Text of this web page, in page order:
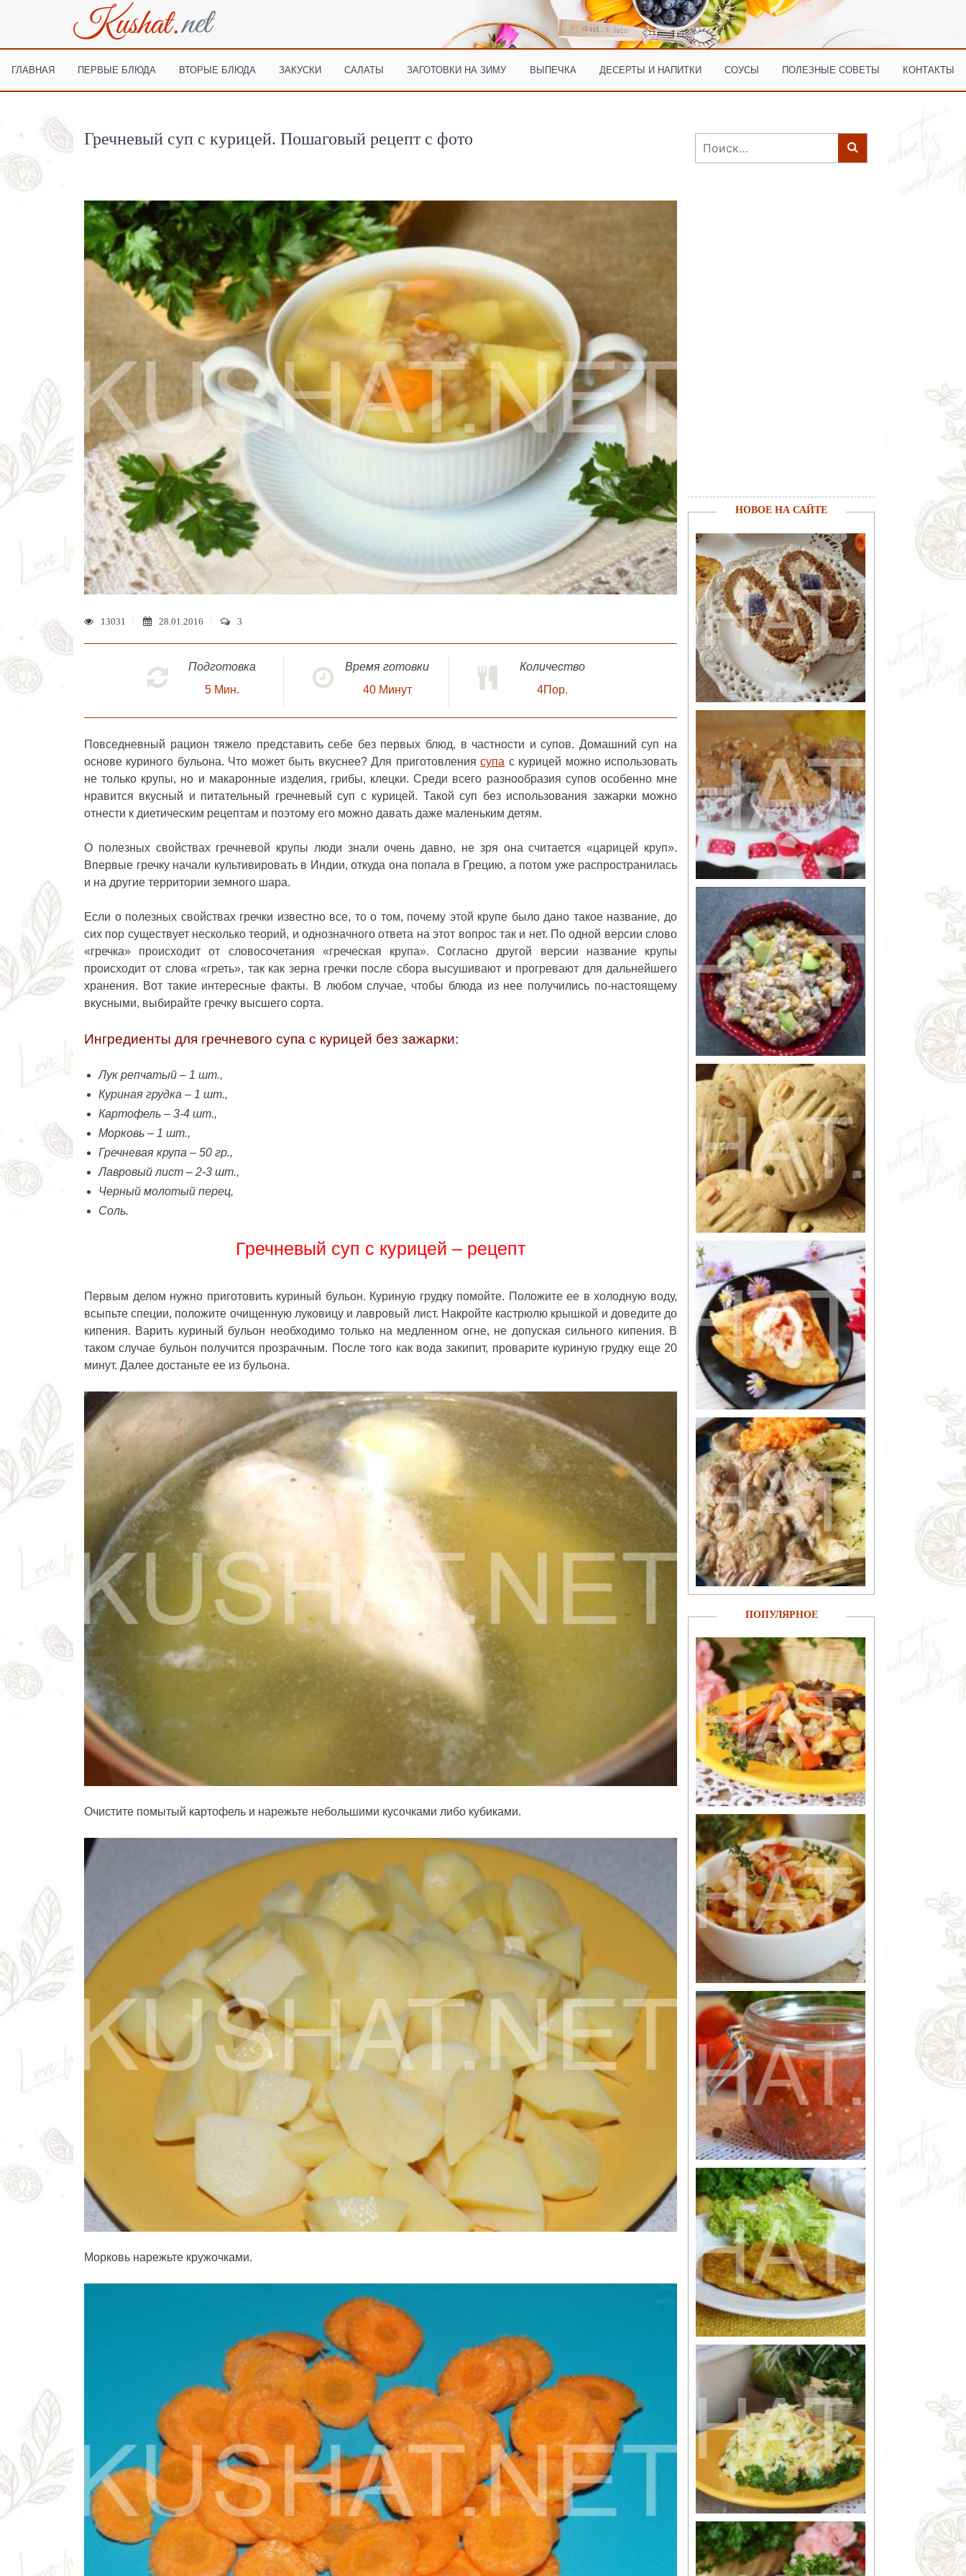
ГЛАВНАЯ ПЕРВЫЕ БЛЮДА ВТОРЫЕ БЛЮДА ЗАКУСКИ САЛАТЫ ЗАГОТОВКИ НА ЗИМУ ВЫПЕЧКА ДЕСЕРТЫ И НАПИТКИ СОУСЫ ПОЛЕЗНЫЕ СОВЕТЫ КОНТАКТЫ
Гречневый суп с курицей. Пошаговый рецепт с фото
13031 28.01.2016 3
Подготовка
5 Мин.
Время готовки
40 Минут
Количество
4Пор.
Повседневный рацион тяжело представить себе без первых блюд, в частности и супов. Домашний суп на
основе куриного бульона. Что может быть вкуснее? Для приготовлениясупа с курицей можно использовать
не только крупы, но и макаронные изделия, грибы, клецки. Среди всего разнообразия супов особенно мне
нравится вкусный и питательный гречневый суп с курицей. Такой суп без использования зажарки можно
отнести к диетическим рецептам и поэтому его можно давать даже маленьким детям.
О полезных свойствах гречневой крупы люди знали очень давно, не зря она считается «царицей круп».
Впервые гречку начали культивировать в Индии, откуда она попала в Грецию, а потом уже распространилась
и на другие территории земного шара.
Если о полезных свойствах гречки известно все, то о том, почему этой крупе было дано такое название, до
сих пор существует несколько теорий, и однозначного ответа на этот вопрос так и нет. По одной версии слово
«гречка» происходит от словосочетания «греческая крупа». Согласно другой версии название крупы
происходит от слова «греть», так как зерна гречки после сбора высушивают и прогревают для дальнейшего
хранения. Вот такие интересные факты. В любом случае, чтобы блюда из нее получились по-настоящему
вкусными, выбирайте гречку высшего сорта.
Ингредиенты для гречневого супа с курицей без зажарки:
Лук репчатый – 1 шт.,
Куриная грудка – 1 шт.,
Картофель – 3-4 шт.,
Морковь – 1 шт.,
Гречневая крупа – 50 гр.,
Лавровый лист – 2-3 шт.,
Черный молотый перец,
Соль.
Гречневый суп с курицей – рецепт
Первым делом нужно приготовить куриный бульон. Куриную грудку помойте. Положите ее в холодную воду,
всыпьте специи, положите очищенную луковицу и лавровый лист. Накройте кастрюлю крышкой и доведите до
кипения. Варить куриный бульон необходимо только на медленном огне, не допуская сильного кипения. В
таком случае бульон получится прозрачным. После того как вода закипит, проварите куриную грудку еще 20
минут. Далее достаньте ее из бульона.
Очистите помытый картофель и нарежьте небольшими кусочками либо кубиками.
Морковь нарежьте кружочками.
Найти:
НОВОЕ НА САЙТЕ
ПОПУЛЯРНОЕ